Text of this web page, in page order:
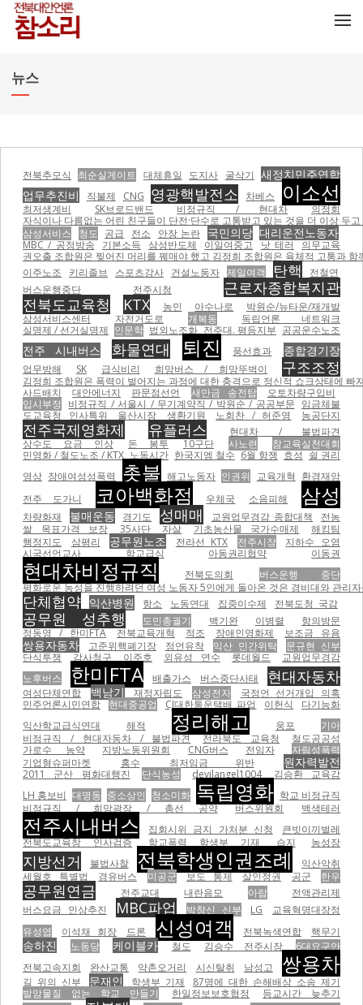
뉴스
전북추모식 최순실게이트 대체휴일 도지사 굴삭기 새정치민주연합
업무추진비
직불제 CNG 영광핵발전소 차베스 이소선
최저생계비 SK브로드밴드 비정규직 / 현대차
의정회
자식이나 다름없는 어린 친구들이 단전·단수로 고통받고 있는 것을 더 이상
삼성서비스
청도 공급 전소 안장 논란 국민의당 대리운전노동자
MBC / 공정방송 기본소득 삼성반도체 이일여중고 낫 테러 의무교육
권오출 조합원은 찢어진 머리를 꿰매야 했고 김정희 조합원은 육체적 고통과
이주노조
키리졸브 스포츠강사 건설노동자 제일여객 탄핵
전철연
버스운행중단
전주시청
근로자종합복지관
전북도교육청
KTX 농민 아수나로
박원순/뉴타운/재개발
삼성서비스센터
자전거도로 개복동
독립언론 네트워크
실명제 / 선거실명제 인문학 법외노조화 전주대. 평등지부 공공운수노조
전주 시내버스 화물연대 퇴진 풍선효과 종합경기장
업무방해 SK 급식비리 희망버스 / 희망뚜벅이 구조조정
김정희 조합원은 폭력이 벌어지는 과정에 대한 충격으로 정신적 쇼크상태에 빠
사드배치
대안에너지 판문점선언 새만금 송전탑
오토차량구입비
입시부정
비정규직 / 서울시 / 무기계약직 / 박원순 / 공공부문 임금체불
도교육청 인사특위
울산시장 생환기원 노회찬 / 허준영 농공단지
전주국제영화제 유플러스
현대차 / 불법파견
상수도 요금 인상
돈 봉투 10구단 사노련
참교육실천대회
민영화 / 철도노조 / KTX 노동시간 한국지엠 철수 6월 항쟁 효성 쉴 권리
영상 장애여성성폭력 촛불 해고노동자 인권위 교육개혁 환경재앙
전주 도가니
코아백화점 우체국 소음피해 삼성
차량화재 불매운동 경기도 성매매 교원업무경감 종합대책
전농
쌀 목표가격 보장
35사단 자살 기초농산물 국가수매제
해킹팀
행정지도
삼평리 공무원노조 전라선 KTX 전주시장
지하수 오염
시국선언교사
학교급식 아동권리협약 이동권
현대차비정규직 전북도의회
버스운행 중단
평화로운 농성을 진행하려던 여성 노동자 5인에게 돌아온 것은 경비대와 관
단체협약 익산병원 항소 노동연대 집중이수제 전북도청 국감
공무원 성추행 도민총궐기 백기완 이병렬
항의방문
정동영 / 한미FTA
전북교육개혁 적조 장애인영화제 보조금 유용
쌍용자동차 고준위핵폐기장 정언유착 익산 민간위탁
문규현 신부
단식투쟁
감사청구 이주호 외유성 연수 롯데월드
교원업무경감
노후버스
한미FTA 배출가스 버스중단사태 현대자동차
여성단체연합 백남기 재정자립도 삼성전자
국정언 선거개입 의혹
민주언론시민연합 현대중공업 CJ대한통운택배 파업 이헌식
다기능화
익산학교급식연대
해적 정리해고 웅포
기아
비정규직 / 현대자동차 / 불법파견
전라북도 교육청
철도공공성
가로수 농약
지방노동위원회 CNG버스 전임자
자림성폭력
기업형슈퍼마켓
홍수 최저임금 위반 원자력발전
2011 군산 평화대행진 단식농성 devilangel1004
김승환 교육감
LH 홍보비 대명동 중소상인 청소미화 독립영화 학교 비정규직
비정규직 / 희망광장 / 총선 공약
버스위원회 백색테러
전주시내버스 집회시위 금지 가처분 신청
큰빗이끼벌레
전북도교육창 인사검증
학교폭력 학생부 기재 습지 농성장
지방선거 불법사찰 전북학생인권조례
익산악취
세월호 특별법
경유버스 미공군 보도 통제 살인정권 공군 한우
공무원연금 전주교대 내란음모 아랍
전액관리제
버스요금 인상추진
MBC파업 박창신 신부 LG
교육혁명대장정
유성엽
이석채 회장 드론 신성여객 전북녹색연합 핵무기
송하진 노동당 케이블카 철도 김승수 전주시장
6대요구안
전북고속지회
완산교통 약촌오거리 시신탈취 남성고 쌍용차
길 위의 신부 문재인 학생부 기재
87명에 대한 손해배상 소송 제기
발암물질 없는 학교 만들기
한일정보보호협정
등교시간 늦추기